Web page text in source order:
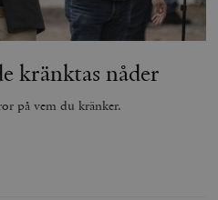
kränktas nåder
på vem du kränker.